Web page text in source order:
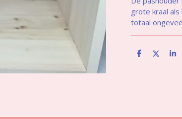
grote kraal
totaal
D
D
S